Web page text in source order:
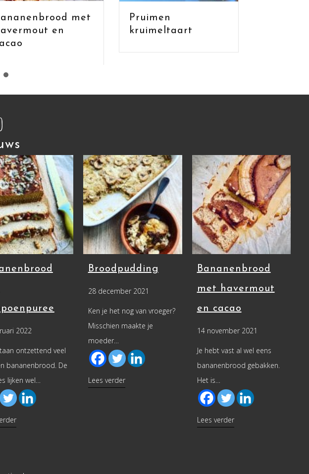
met
en
Pruimen
kruimeltaart
2022
ontzettend veel
bananenbrood. De
lijken wel…
about Bananenbrood met pompoenpuree
Broodpudding
28 december 2021
Ken je het nog van vroeger?
Misschien maakte je
moeder…
Lees verderabout Broodpudding
Bananenbrood
met havermout
en cacao
14 november 2021
Je hebt vast al wel eens
bananenbrood gebakken.
Het is…
Lees verderabout Bananenbrood